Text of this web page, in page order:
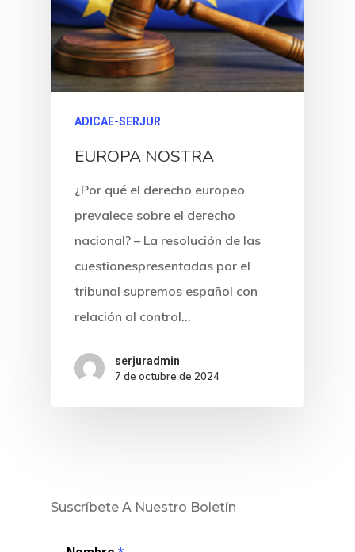
ADICAE-SERJUR
EUROPA NOSTRA
¿Por qué el derecho europeo
prevalece sobre el derecho
nacional? – La resolución de las
cuestionespresentadas por el
tribunal supremos español con
relación al control…
serjuradmin
7 de octubre de 2024
Suscríbete A Nuestro BoletínSentencias